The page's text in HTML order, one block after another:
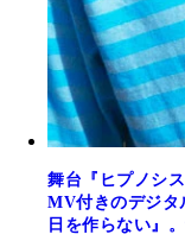
舞台『ヒプノシ
MV付きのデジタ
日を作らない』